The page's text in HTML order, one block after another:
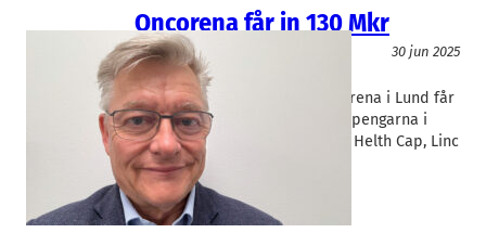
Oncorena får in 130 Mkr
Läkemedel
30 jun 2025
Oncorena
Börje Haraldsson
Cancerforskningsbolaget Oncorena i Lund får
in 133 Mkr i en nyemission där pengarna i
huvudsak kommer från ägarna Helth Cap, Linc
och FSG. Kapitalet ska…